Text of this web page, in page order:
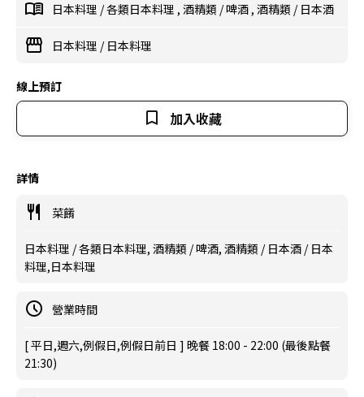
日本料理 /各類日本料理 , 酒精類 /啤酒 , 酒精類 / 日本酒
日本料理 / 日本料理
線上預訂
加入收藏
詳情
菜餚
日本料理 / 各類日本料理, 酒精類 / 啤酒, 酒精類 / 日本酒 / 日本
料理,日本料理
營業時間
[ 平日,週六,例假日,例假日前日 ] 晚餐 18:00 - 22:00 (最後點餐
21:30)